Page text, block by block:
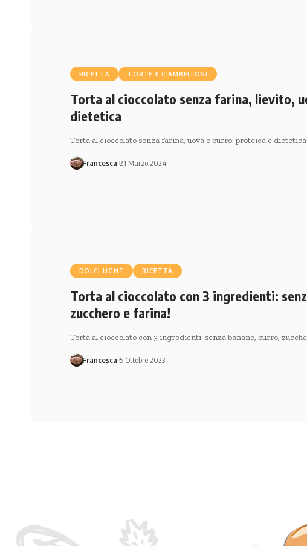
RICETTA TORTE E CIAMBELLONI
Torta al cioccolato senza farina, lievito,
dietetica
Torta al cioccolato senza farina, uova e burro: proteica e
Francesca 21 Marzo 2024
DOLCI LIGHT RICETTA
Torta al cioccolato con 3 ingredienti:
zucchero e farina!
Torta al cioccolato con 3 ingredienti: senza banane, burro,
Francesca 5 Ottobre 2023